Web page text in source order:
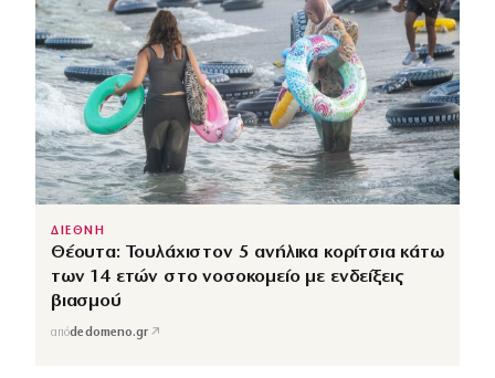
ΔΙΕΘΝΗ
Θέουτα: Τουλάχιστον 5 ανήλικα κορίτσια κάτω
των 14 ετών στο νοσοκομείο με ενδείξεις
βιασμού
απόdedomeno.gr ↗